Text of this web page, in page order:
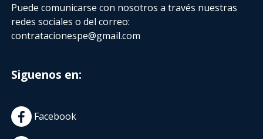
Puede comunicarse con nosotros a través nuestras
redes sociales o del correo:
contratacionespe@gmail.com
Siguenos en:
Facebook